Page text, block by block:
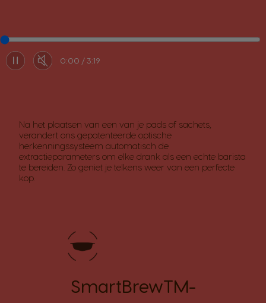
0:00 3:19
Na het plaatsen van een van je pads of sachets,
verandert ons gepatenteerde optische
herkenningssysteem automatisch de
extractieparameters om elke drank als een echte barista
te bereiden. Zo geniet je telkens weer van een perfecte
kop.
SmartBrewTM-